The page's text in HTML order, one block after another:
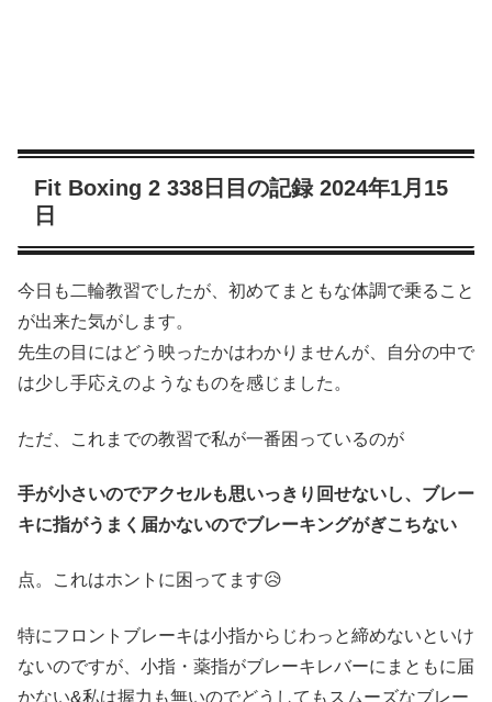
Fit Boxing 2 338日目の記録 2024年1月15
日
今日も二輪教習でしたが、初めてまともな体調で乗ること
が出来た気がします。
先生の目にはどう映ったかはわかりませんが、自分の中で
は少し手応えのようなものを感じました。
ただ、これまでの教習で私が一番困っているのが
手が小さいのでアクセルも思いっきり回せないし、ブレー
キに指がうまく届かないのでブレーキングがぎこちない
点。これはホントに困ってます😥
特にフロントブレーキは小指からじわっと締めないといけ
ないのですが、小指・薬指がブレーキレバーにまともに届
かない&私は握力も無いのでどうしてもスムーズなブレー